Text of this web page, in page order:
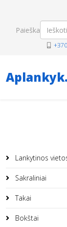
Paieška
Lankytinos
Sakraliniai
Takai
Bokštai